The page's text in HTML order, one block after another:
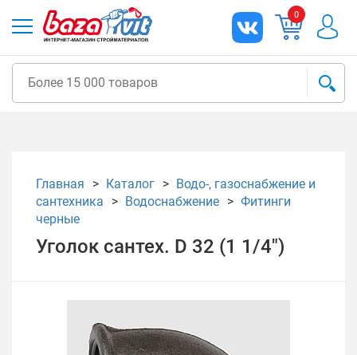
0
Главная Каталог
Водо-, газоснабжение и
сантехника
Водоснабжение
Фитинги
черные
Уголок сантех. D 32 (1 1/4")